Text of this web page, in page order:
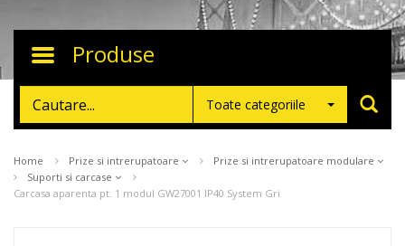
Toggle
Produse
Toate categoriile
Home Prize si intrerupatoare
Prize si intrerupatoare modulare
Suporti si carcase
Carcasa aparenta pt. 1 modul GW27001 IP40 System Gri